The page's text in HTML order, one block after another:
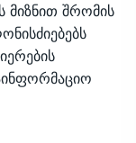
მიზნით შრომის